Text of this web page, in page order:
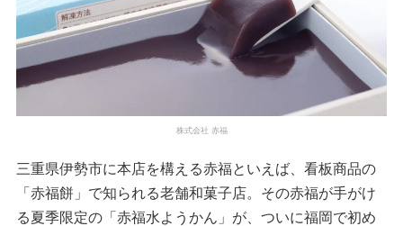
株式会社 赤福
三重県伊勢市に本店を構える赤福といえば、看板商品の
「赤福餅」で知られる老舗和菓子店。その赤福が手がけ
る夏季限定の「赤福水ようかん」が、ついに福岡で初め